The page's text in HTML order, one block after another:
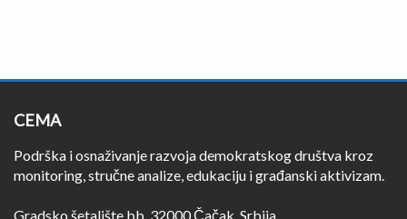
CEMA
Podrška i osnaživanje razvoja demokratskog društva kroz
monitoring, stručne analize, edukaciju i građanski aktivizam.
Gradsko šetalište bb, 32000 Čačak, Srbija